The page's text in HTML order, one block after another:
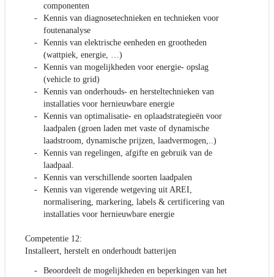
componenten
Kennis van diagnosetechnieken en technieken voor
foutenanalyse
Kennis van elektrische eenheden en grootheden
(wattpiek, energie, …)
Kennis van mogelijkheden voor energie- opslag
(vehicle to grid)
Kennis van onderhouds- en hersteltechnieken van
installaties voor hernieuwbare energie
Kennis van optimalisatie- en oplaadstrategieën voor
laadpalen (groen laden met vaste of dynamische
laadstroom, dynamische prijzen, laadvermogen,..)
Kennis van regelingen, afgifte en gebruik van de
laadpaal.
Kennis van verschillende soorten laadpalen
Kennis van vigerende wetgeving uit AREI,
normalisering, markering, labels & certificering van
installaties voor hernieuwbare energie
Competentie 12:
Installeert, herstelt en onderhoudt batterijen
Beoordeelt de mogelijkheden en beperkingen van het